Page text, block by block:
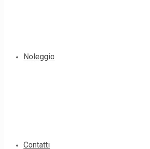
Noleggio
Contatti